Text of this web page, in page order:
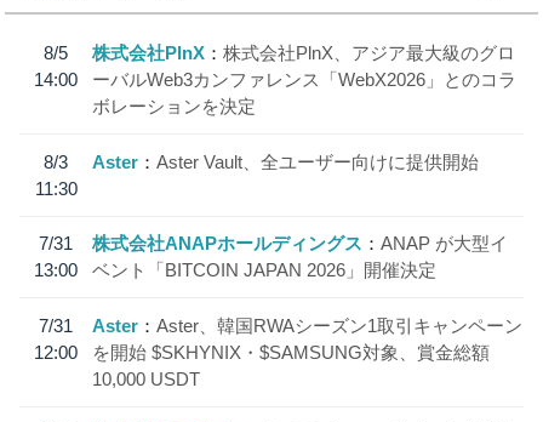
8/5
14:00
株式会社PlnX
株式会社PlnX、アジア最大級のグロ
ーバルWeb3カンファレンス「WebX2026」とのコラ
ボレーションを決定
8/3
11:30
Aster Aster Vault、全ユーザー向けに提供開始
7/31
13:00
株式会社ANAPホールディングス
ANAP が大型イ
ベント「BITCOIN JAPAN 2026」開催決定
7/31
12:00
Aster
Aster、韓国RWAシーズン1取引キャンペーン
を開始 $SKHYNIX・$SAMSUNG対象、賞金総額
10,000 USDT